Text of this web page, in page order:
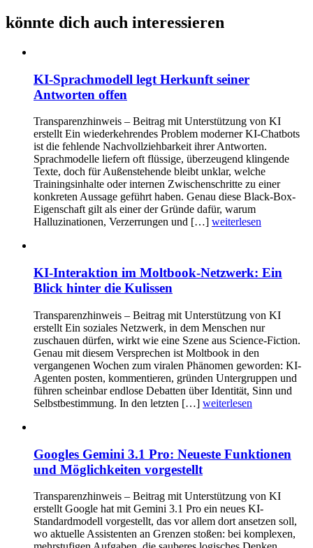
könnte dich auch interessieren
KI-Sprachmodell legt Herkunft seiner
Antworten offen
Transparenzhinweis – Beitrag mit Unterstützung von KI
erstellt Ein wiederkehrendes Problem moderner KI-Chatbots
ist die fehlende Nachvollziehbarkeit ihrer Antworten.
Sprachmodelle liefern oft flüssige, überzeugend klingende
Texte, doch für Außenstehende bleibt unklar, welche
Trainingsinhalte oder internen Zwischenschritte zu einer
konkreten Aussage geführt haben. Genau diese Black-Box-
Eigenschaft gilt als einer der Gründe dafür, warum
Halluzinationen, Verzerrungen und […] weiterlesen
KI-Interaktion im Moltbook-Netzwerk: Ein
Blick hinter die Kulissen
Transparenzhinweis – Beitrag mit Unterstützung von KI
erstellt Ein soziales Netzwerk, in dem Menschen nur
zuschauen dürfen, wirkt wie eine Szene aus Science-Fiction.
Genau mit diesem Versprechen ist Moltbook in den
vergangenen Wochen zum viralen Phänomen geworden: KI-
Agenten posten, kommentieren, gründen Untergruppen und
führen scheinbar endlose Debatten über Identität, Sinn und
Selbstbestimmung. In den letzten […] weiterlesen
Googles Gemini 3.1 Pro: Neueste Funktionen
und Möglichkeiten vorgestellt
Transparenzhinweis – Beitrag mit Unterstützung von KI
erstellt Google hat mit Gemini 3.1 Pro ein neues KI-
Standardmodell vorgestellt, das vor allem dort ansetzen soll,
wo aktuelle Assistenten an Grenzen stoßen: bei komplexen,